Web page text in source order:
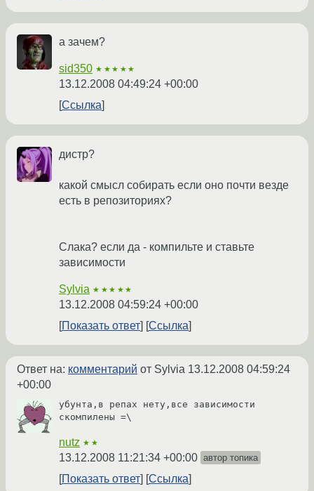
а зачем?
sid350 ★★★★★
13.12.2008 04:49:24 +00:00
Ссылка
дистр?
какой смысл собирать если оно почти везде
есть в репозиториях?
Слака? если да - компильте и ставьте
зависимости
Sylvia ★★★★★
13.12.2008 04:59:24 +00:00
Показать ответ
Ссылка
Ответ на: комментарий от Sylvia 13.12.2008 04:59:24
+00:00
убунта,в репах нету,все зависимости
скомпилены =\
nutz ★★
13.12.2008 11:21:34 +00:00 автор топика
Показать ответ Ссылка